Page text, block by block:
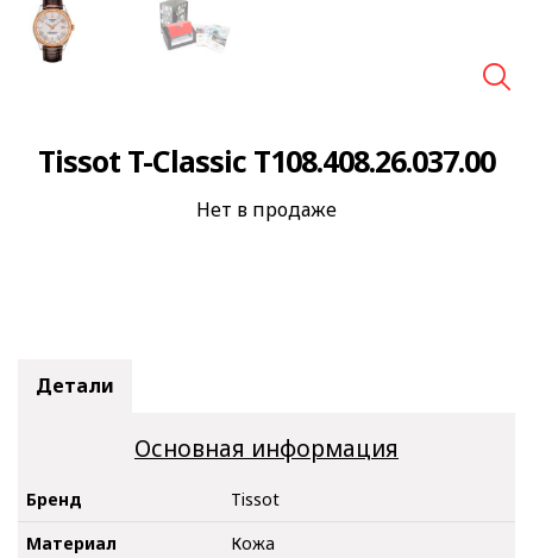
Tissot T-Classic T108.408.26.037.00
Нет в продаже
Детали
Основная информация
Бренд
Tissot
Материал
Кожа